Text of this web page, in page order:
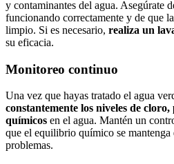
y contaminantes del agua. Asegúrate
funcionando correctamente y de que
limpio. Si es necesario, realiza un
su eficacia.
Monitoreo continuo
Una vez que hayas tratado el agua
constantemente los niveles de
químicos en el agua. Mantén un
que el equilibrio químico se
problemas.